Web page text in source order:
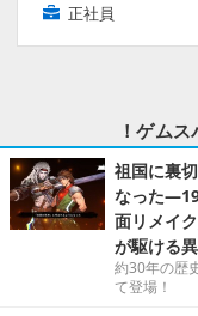
正社員
！ゲム
祖国に裏
なった
面リメイ
が駆ける
約30年の歴
て登場！